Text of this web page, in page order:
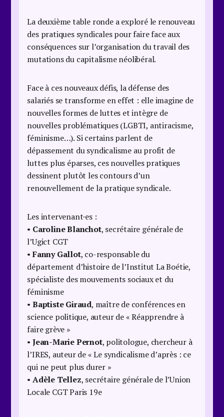
La deuxième table ronde a exploré le renouveau
des pratiques syndicales pour faire face aux
conséquences sur l’organisation du travail des
mutations du capitalisme néolibéral.
Face à ces nouveaux défis, la défense des
salariés se transforme en effet : elle imagine de
nouvelles formes de luttes et intègre de
nouvelles problématiques (LGBTI, antiracisme,
féminisme…). Si certains parlent de
dépassement du syndicalisme au profit de
luttes plus éparses, ces nouvelles pratiques
dessinent plutôt les contours d’un
renouvellement de la pratique syndicale.
Les intervenant·es :
• Caroline Blanchot, secrétaire générale de
l’Ugict CGT
•Fanny Gallot, co-responsable du
département d’histoire de l’Institut La Boétie,
spécialiste des mouvements sociaux et du
féminisme
•Baptiste Giraud, maître de conférences en
science politique, auteur de « Réapprendre à
faire grève »
•Jean-Marie Pernot, politologue, chercheur à
l’IRES, auteur de « Le syndicalisme d’après : ce
qui ne peut plus durer »
•Adèle Tellez, secrétaire générale de l’Union
Locale CGT Paris 19e